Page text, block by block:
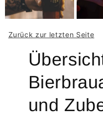
Zurück zur letzten Seite
und